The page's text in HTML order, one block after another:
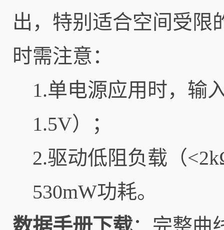
出，特别适合空间受限
时需注意：
1.单电源应用时，输
1.5V）；
2.驱动低阻负载（
530mW功耗。